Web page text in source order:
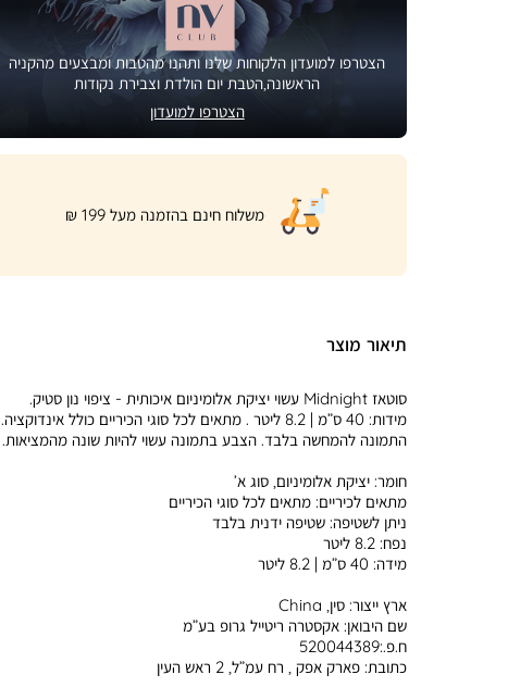
הצטרפו למועדון הלקוחות שלנו ותהנו מהטבות ומבצעים מהקניה
הראשונה,הטבת יום הולדת וצבירת נקודות
הצטרפו למועדון
|
product
page
banner
משלוח חינם בהזמנה מעל 199 ₪
תיאור מוצר
סוטאז Midnight עשוי יציקת אלומיניום איכותית - ציפוי נון סטיק.
מידות: 40 ס”מ | 8.2 ליטר . מתאים לכל סוגי הכיריים כולל אינדוקציה.
התמונה להמחשה בלבד. הצבע בתמונה עשוי להיות שונה מהמציאות.
חומר:יציקת אלומיניום, סוג א’
מתאים לכיריים:מתאים לכל סוגי הכיריים
ניתן לשטיפה:שטיפה ידנית בלבד
נפח:8.2 ליטר
מידה: 40 ס”מ | 8.2 ליטר
ארץ ייצור:סין, China
שם היבואן:אקסטרה ריטייל גרופ בע”מ
ח.פ.:520044389
כתובת:פארק אפק , רח עמ”ל, 2 ראש העין